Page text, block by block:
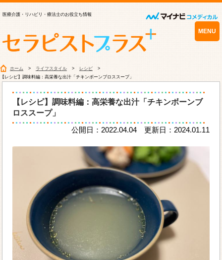
医療介護・リハビリ・療法士のお役立ち情報
MENU
ホーム ライフスタイル
レシピ
【レシピ】調味料編：高栄養な出汁「チキンボーンブロススープ」
【レシピ】調味料編：高栄養な出汁「チキンボーンブ
ロススープ」
公開日：2022.04.04 更新日：2024.01.11